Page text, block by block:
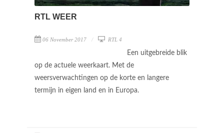
RTL WEER
06 November 2017 RTL 4
Een uitgebreide blik
op de actuele weerkaart. Met de
weersverwachtingen op de korte en langere
termijn in eigen land en in Europa.